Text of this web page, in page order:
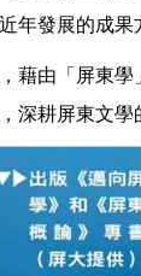
年發展的成果
由「屏東
深耕屏東文學